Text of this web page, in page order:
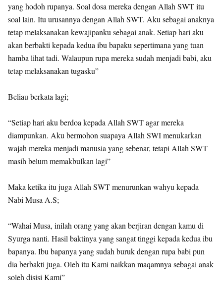
yang hodoh rupanya. Soal dosa mereka dengan Allah SWT itu
soal lain. Itu urusannya dengan Allah SWT. Aku sebagai anaknya
tetap melaksanakan kewajipanku sebagai anak. Setiap hari aku
akan berbakti kepada kedua ibu bapaku sepertimana yang tuan
hamba lihat tadi. Walaupun rupa mereka sudah menjadi babi, aku
tetap melaksanakan tugasku”
Beliau berkata lagi;
“Setiap hari aku berdoa kepada Allah SWT agar mereka
diampunkan. Aku bermohon suapaya Allah SWI menukarkan
wajah mereka menjadi manusia yang sebenar, tetapi Allah SWT
masih belum memakbulkan lagi”
Maka ketika itu juga Allah SWT menurunkan wahyu kepada
Nabi Musa A.S;
“Wahai Musa, inilah orang yang akan berjiran dengan kamu di
Syurga nanti. Hasil baktinya yang sangat tinggi kepada kedua ibu
bapanya. Ibu bapanya yang sudah buruk dengan rupa babi pun
dia berbakti juga. Oleh itu Kami naikkan maqamnya sebagai anak
soleh disisi Kami”